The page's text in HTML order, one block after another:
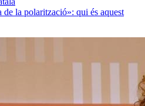
la polarització»: qui és aquest